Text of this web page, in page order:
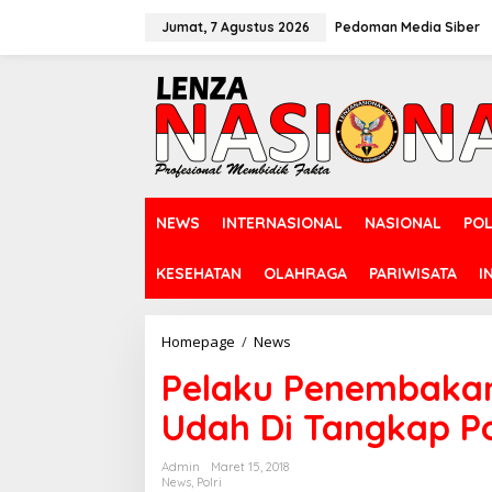
Jumat, 7 Agustus 2026 Pedoman Media Siber
NEWS INTERNASIONAL NASIONAL
KESEHATAN OLAHRAGA PARIWISATA
Homepage / News
l
Pelaku
Udah Di Tangkap
Admin
Maret 15, 2018
News, Polri